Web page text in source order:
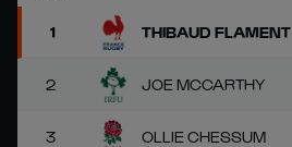
1 THIBAUD FLAMENT
2 JOE MCCARTHY
3 OLLIE CHESSUM